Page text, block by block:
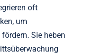
oft
um
Sie heben